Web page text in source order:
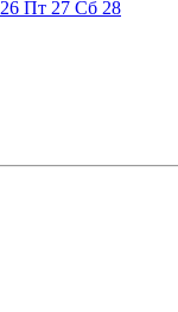
26 Пт 27 Сб 28